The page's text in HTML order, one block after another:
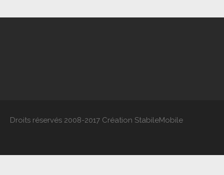
Droits réservés 2008-2017 Création StabileMobile